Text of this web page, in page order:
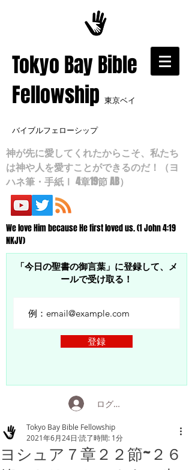
​Tokyo Bay Bible
Fellowship 東京ベイ
バイブルフェローシップ
神が先に愛してくれたからこそ、私たち
は神や人を愛すことができるのだ！（ヨ
ハネ筆・手紙Ⅰ 4章19節 AB）
We love Him because He first loved us. (1 John 4:19
NKJV)
「今日の聖書の御言葉」に登録して、メ
ールで受け取る！
登録
ログイン
ヨシュア７章２２節~２６
Tokyo Bay Bible Fellowship
2021年6月24日 読了時間: 1分